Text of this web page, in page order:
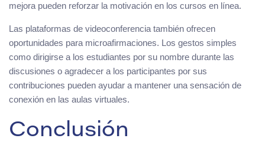
mejora pueden reforzar la motivación en los cursos en línea.
Las plataformas de videoconferencia también ofrecen
oportunidades para microafirmaciones. Los gestos simples
como dirigirse a los estudiantes por su nombre durante las
discusiones o agradecer a los participantes por sus
contribuciones pueden ayudar a mantener una sensación de
conexión en las aulas virtuales.
Conclusión